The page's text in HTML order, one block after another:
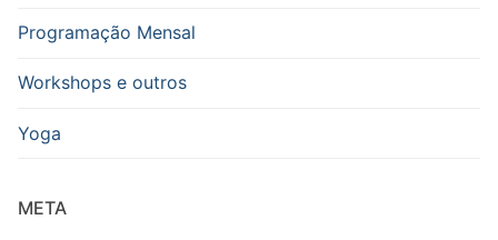
Programação Mensal
Workshops e outros
Yoga
META